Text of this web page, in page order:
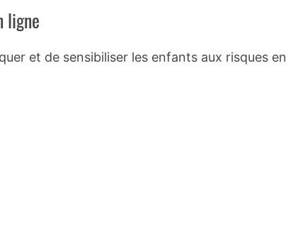
ligne
et de sensibiliser les enfants aux risques en